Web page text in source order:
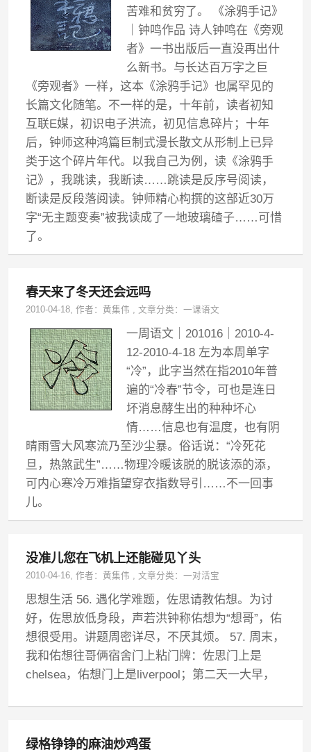
苦难和贫穷了。 《涂鸦手记》
｜钟鸣作品 诗人钟鸣在《旁观
者》一书出版后一直没再出什
么新书。与长达百万字之巨
《旁观者》一样，这本《涂鸦手记》也属罕见的
长篇文化随笔。不一样的是，十年前，读者初知
互联E媒，初识电子洪流，初见信息碎片；十年
后，钟师这种鸿篇巨制式漫长散文从形制上已异
类于这个碎片年代。以我自己为例，读《涂鸦手
记》，我跳读，我断读……跳读是反序号阅读，
断读是反段落阅读。钟师精心构撰的这部近30万
字“无主题变奏”被我读成了一地玻璃碴子……可惜
了。
春天来了冬天还会远吗
2010-04-18, 作者：黄集伟 ,文章分类：一课语文
一周语文｜201016｜2010-4-
12-2010-4-18 左为本周单字
“冷”，此字当然在指2010年普
遍的“冷春”节令，可也是连日
坏消息酵生出的种种坏心
情……信息也有温度，也有阴
晴雨雪大风寒流乃至沙尘暴。俗话说：“冷死花
旦，热煞武生”……物理冷暖该脱的脱该添的添，
可内心寒冷万难指望穿衣指数导引……不一回事
儿。
没准儿您在飞机上还能碰见丫头
2010-04-16, 作者：黄集伟 ,文章分类：一对活宝
思想生活 56. 遇化学难题，佐思请教佑想。为讨
好，佐思放低身段，声若洪钟称佑想为“想哥”，佑
想很受用。讲题周密详尽，不厌其烦。 57. 周末，
我和佑想往哥俩宿舍门上粘门牌：佐思门上是
chelsea，佑想门上是liverpool；第二天一大早，
绿格铮铮的麻油炒鸡蛋